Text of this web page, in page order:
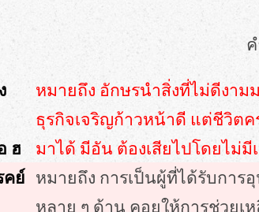
ฮ
หมายถึง อักษรนำสิ่งที่ไม่ดีงาม
ธุรกิจเจริญก้าวหน้าดี แต่ชีวิต
มาได้ มีอัน ต้องเสียไปโดยไม่มี
คย์ หมายถึง การเป็นผู้ที่ได้รับกา
หลาย ๆ ด้าน คอยให้การช่วย